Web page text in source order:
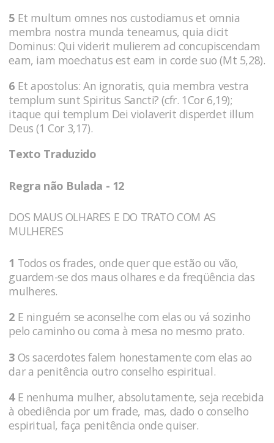
5 Et multum omnes nos custodiamus et omnia
membra nostra munda teneamus, quia dicit
Dominus: Qui viderit mulierem ad concupiscendam
eam, iam moechatus est eam in corde suo (Mt 5,28).
6 Et apostolus: An ignoratis, quia membra vestra
templum sunt Spiritus Sancti? (cfr. 1Cor 6,19);
itaque qui templum Dei violaverit disperdet illum
Deus (1 Cor 3,17).
Texto Traduzido
Regra não Bulada - 12
DOS MAUS OLHARES E DO TRATO COM AS
MULHERES
1 Todos os frades, onde quer que estão ou vão,
guardem-se dos maus olhares e da freqüência das
mulheres.
2 E ninguém se aconselhe com elas ou vá sozinho
pelo caminho ou coma à mesa no mesmo prato.
3 Os sacerdotes falem honestamente com elas ao
dar a penitência outro conselho espiritual.
4E nenhuma mulher, absolutamente, seja recebida
à obediência por um frade, mas, dado o conselho
espiritual, faça penitência onde quiser.